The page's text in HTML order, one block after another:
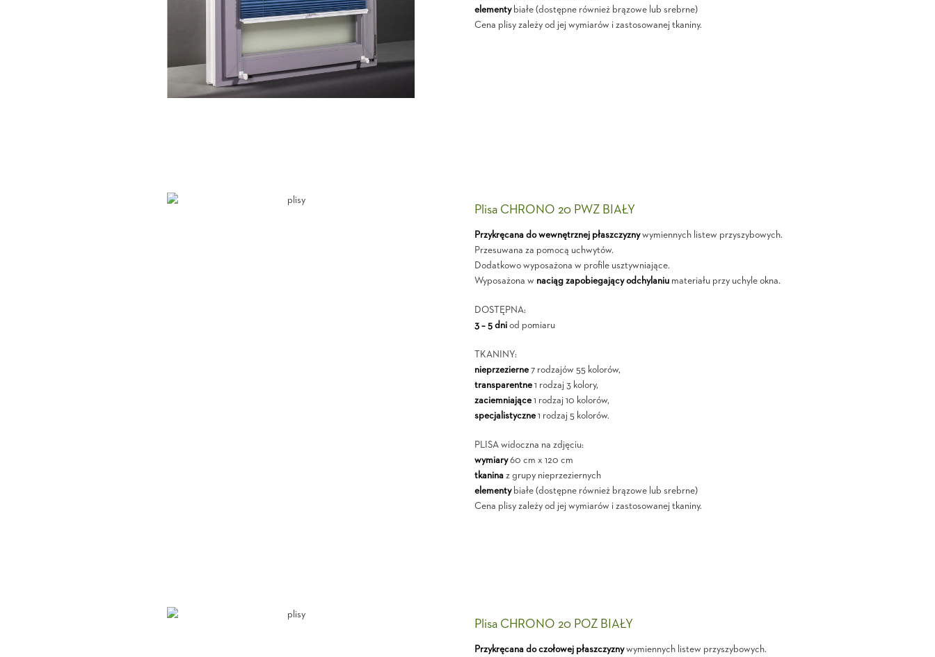
elementybiałe (dostępne również brązowe lub srebrne)
Cena plisy zależy od jej wymiarów i zastosowanej tkaniny.
Plisa CHRONO 20 PWZ BIAŁY
Przykręcana do wewnętrznej płaszczyznywymiennych listew przyszybowych.
Przesuwana za pomocą uchwytów.
Dodatkowo wyposażona w profile usztywniające.
Wyposażona w naciąg zapobiegający odchylaniu materiału przy uchyle okna.
DOSTĘPNA:
3 – 5 dni od pomiaru
TKANINY:
nieprzezierne 7 rodzajów 55 kolorów,
transparentne 1 rodzaj 3 kolory,
zaciemniające 1 rodzaj 10 kolorów,
specjalistyczne 1 rodzaj 5 kolorów.
PLISA widoczna na zdjęciu:
wymiary60 cm x 120 cm
tkanina z grupy nieprzeziernych
elementybiałe (dostępne również brązowe lub srebrne)
Cena plisy zależy od jej wymiarów i zastosowanej tkaniny.
Plisa CHRONO 20 POZ BIAŁY
Przykręcana do czołowej płaszczyznywymiennych listew przyszybowych.